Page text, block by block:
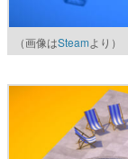
（画像はSteamより）